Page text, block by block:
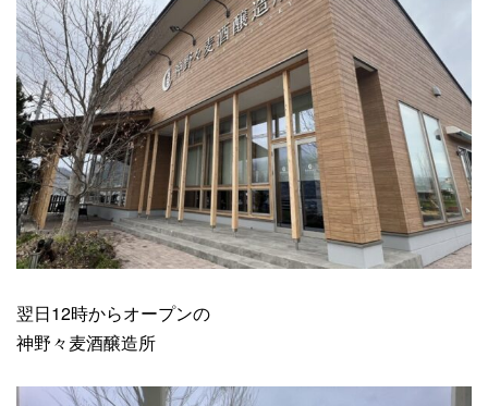
翌日12時からオープンの
神野々麦酒醸造所